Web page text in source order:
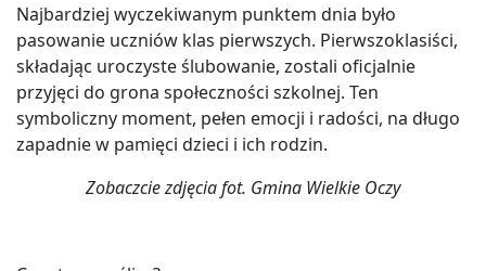
Najbardziej wyczekiwanym punktem dnia było
pasowanie uczniów klas pierwszych. Pierwszoklasiści,
składając uroczyste ślubowanie, zostali oficjalnie
przyjęci do grona społeczności szkolnej. Ten
symboliczny moment, pełen emocji i radości, na długo
zapadnie w pamięci dzieci i ich rodzin.
Zobaczcie zdjęcia fot. Gmina Wielkie Oczy